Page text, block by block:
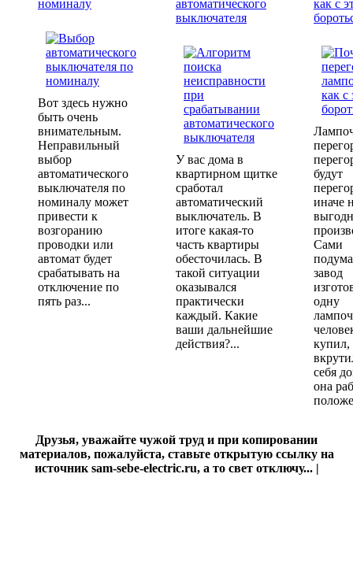
номиналу
Вот здесь нужно
быть очень
внимательным.
Неправильный
выбор
автоматического
выключателя по
номиналу может
привести к
возгоранию
проводки или
автомат будет
срабатывать на
отключение по
пять раз...
автоматического
выключателя
У вас дома в
квартирном щитке
сработал
автоматический
выключатель. В
итоге какая-то
часть квартиры
обесточилась. В
такой ситуации
оказывался
практически
каждый. Какие
ваши дальнейшие
действия?...
как с
будут
иначе
Сами
завод
одну
купил,
себя
она
Друзья, уважайте чужой труд и при копировании
материалов, пожалуйста, ставьте открытую ссылку на
источник sam-sebe-electric.ru, а то свет отключу... |